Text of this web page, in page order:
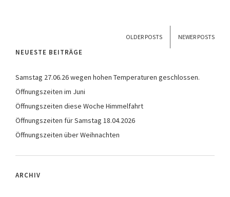
OLDER POSTS NEWER POSTS
NEUESTE BEITRÄGE
Samstag 27.06.26 wegen hohen Temperaturen geschlossen.
Öffnungszeiten im Juni
Öffnungszeiten diese Woche Himmelfahrt
Öffnungszeiten für Samstag 18.04.2026
Öffnungszeiten über Weihnachten
ARCHIV